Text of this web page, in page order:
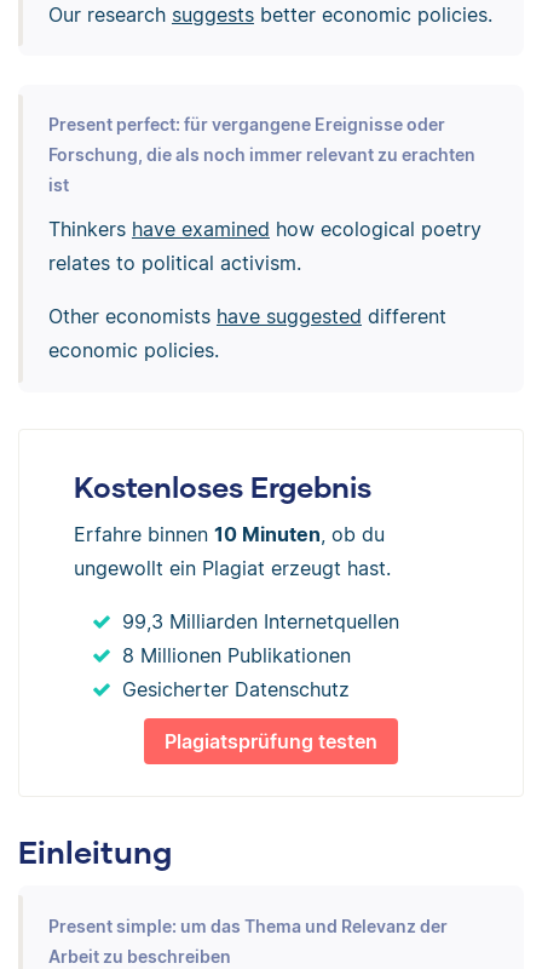
Our research suggestsbetter economic policies.
Present perfect: für vergangene Ereignisse oder
Forschung, die als noch immer relevant zu erachten
ist
Thinkers have examined how ecological poetry
relates to political activism.
Other economists have suggested different
economic policies.
Kostenloses Ergebnis
Erfahre binnen 10 Minuten , ob du
ungewollt ein Plagiat erzeugt hast.
99,3 Milliarden Internetquellen
8 Millionen Publikationen
Gesicherter Datenschutz
Plagiatsprüfung testen
Einleitung
Present simple: um das Thema und Relevanz der
Arbeit zu beschreiben